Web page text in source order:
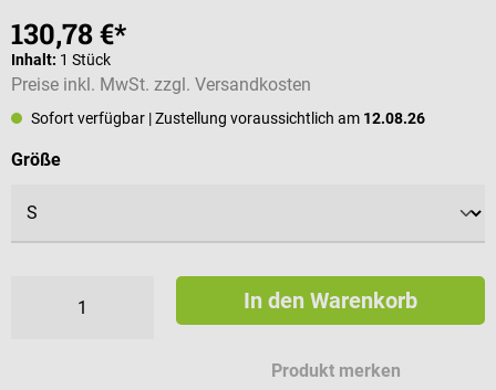
130,78 €*
Inhalt: 1 Stück
Preise inkl. MwSt. zzgl. Versandkosten
Sofort verfügbar | Zustellung voraussichtlich am 12.08.26
Größeauswählen
In den Warenkorb
Produkt merken